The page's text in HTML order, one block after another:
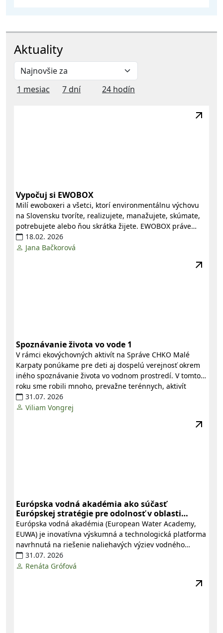
Aktuality
1 mesiac 7 dní 24 hodín
Vypočuj si EWOBOX
Milí ewoboxeri a všetci, ktorí environmentálnu výchovu
na Slovensku tvoríte, realizujete, manažujete, skúmate,
potrebujete alebo ňou skrátka žijete. EWOBOX práve
otvára novú miestnosť s názvom
nové rozmery a význam. Pri tejto príležitosti sa vám
18.02. 2026
Jana Bačkorová
Spoznávanie života vo vode 1
V rámci ekovýchovných aktivít na Správe CHKO Malé
Karpaty ponúkame pre deti aj dospelú verejnosť okrem
iného spoznávanie života vo vodnom prostredí. V tomto
roku sme robili mnoho, prevažne terénnych, aktivít
zameraných na túto tému.
31.07. 2026
Viliam Vongrej
Európska vodná akadémia ako súčasť
Európskej stratégie pre odolnosť v oblasti
vody
Európska vodná akadémia (European Water Academy,
EUWA) je inovatívna výskumná a technologická platforma
navrhnutá na riešenie naliehavých výziev vodného
hospodárstva. Jej cieľom je posilňovať pokrokovú
spoluprácu a verejno-súkromné partnerstvo medzi
31.07. 2026
Renáta Grófová